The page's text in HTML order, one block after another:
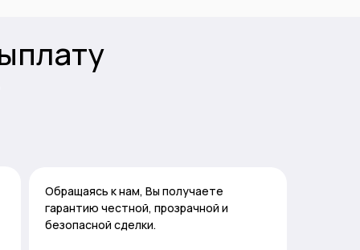
Обращаясь к нам, Вы получаете
гарантию честной, прозрачной и
безопасной сделки.